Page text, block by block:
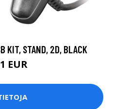
KIT, STAND, 2D, BLACK
EUR